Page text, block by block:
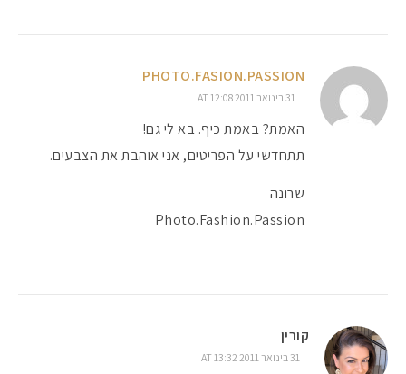
PHOTO.FASION.PASSION
31 בינואר 2011 AT 12:08
האמת? באמת כיף. בא לי גם!
תתחדשי על הפריטים, אני אוהבת את הצבעים.
שרונה
Photo.Fashion.Passion
קורין
31 בינואר 2011 AT 13:32